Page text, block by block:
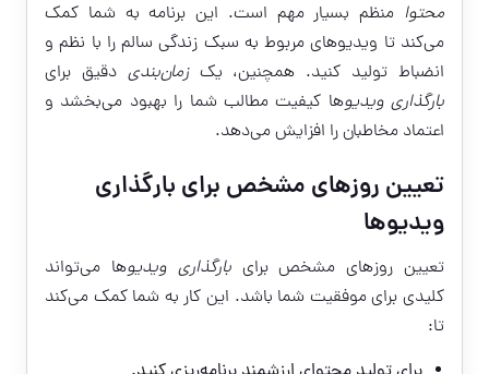
محتوا منظم بسیار مهم است. این برنامه به شما کمک
می‌کند تا ویدیوهای مربوط به سبک زندگی سالم را با نظم و
انضباط تولید کنید. همچنین، یکزمان‌بندی دقیق برای
بارگذاری ویدیوها کیفیت مطالب شما را بهبود می‌بخشد و
اعتماد مخاطبان را افزایش می‌دهد.
تعیین روزهای مشخص برای بارگذاری
ویدیوها
تعیین روزهای مشخص برایبارگذاری ویدیوها می‌تواند
کلیدی برای موفقیت شما باشد. این کار به شما کمک می‌کند
تا: